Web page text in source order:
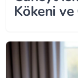
Kökeni